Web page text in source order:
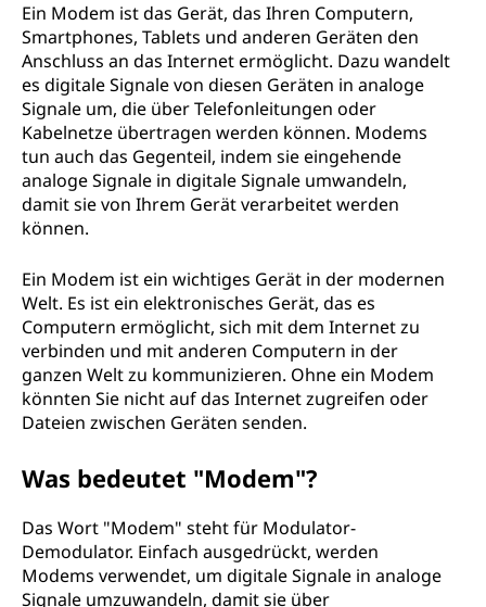
Ein Modem ist das Gerät, das Ihren Computern,
Smartphones, Tablets und anderen Geräten den
Anschluss an das Internet ermöglicht. Dazu wandelt
es digitale Signale von diesen Geräten in analoge
Signale um, die über Telefonleitungen oder
Kabelnetze übertragen werden können. Modems
tun auch das Gegenteil, indem sie eingehende
analoge Signale in digitale Signale umwandeln,
damit sie von Ihrem Gerät verarbeitet werden
können.
Ein Modem ist ein wichtiges Gerät in der modernen
Welt. Es ist ein elektronisches Gerät, das es
Computern ermöglicht, sich mit dem Internet zu
verbinden und mit anderen Computern in der
ganzen Welt zu kommunizieren. Ohne ein Modem
könnten Sie nicht auf das Internet zugreifen oder
Dateien zwischen Geräten senden.
Was bedeutet "Modem"?
Das Wort "Modem" steht für Modulator-
Demodulator. Einfach ausgedrückt, werden
Modems verwendet, um digitale Signale in analoge
Signale umzuwandeln, damit sie über